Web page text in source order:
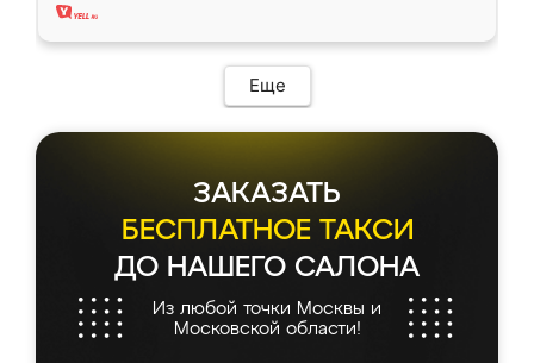
Еще
ЗАКАЗАТЬ
БЕСПЛАТНОЕ ТАКСИ
ДО НАШЕГО САЛОНА
Из любой точки Москвы и
Московской области!